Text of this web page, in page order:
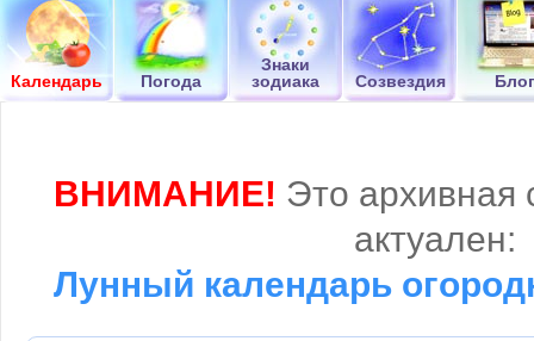
Календарь Погода
Знаки
зодиака
Созвездия Блог
ВНИМАНИЕ! Это архивная
актуален:
Лунный календарь